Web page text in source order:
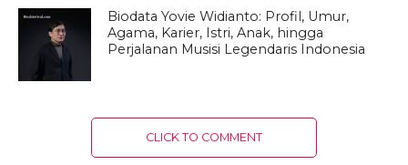
Biodata Yovie Widianto: Profil, Umur,
Agama, Karier, Istri, Anak, hingga
Perjalanan Musisi Legendaris Indonesia
CLICK TO COMMENT